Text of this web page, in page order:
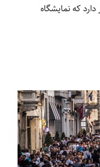
دارد که نمایشگاه